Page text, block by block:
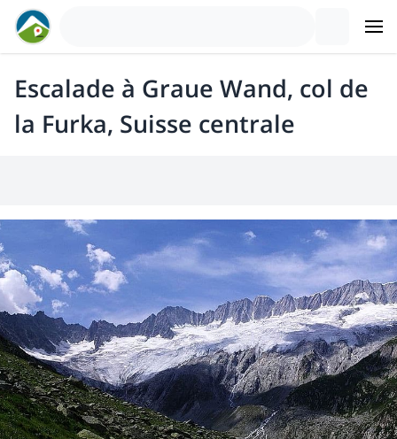
Escalade à Graue Wand, col de
la Furka, Suisse centrale